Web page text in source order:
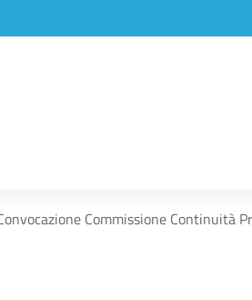
Commissione Continuità